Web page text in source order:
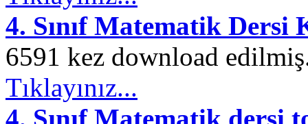
4. Sınıf Matematik Dersi
6591 kez download
Tıklayınız...
4. Sınıf Matematik dersi